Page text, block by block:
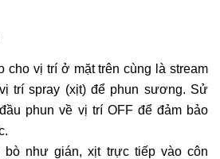
cho vị trí ở mặt trên cùng là stream
trí spray (xịt) để phun sương. Sử
phun về vị trí OFF để đảm bảo
như gián, xịt trực tiếp vào côn